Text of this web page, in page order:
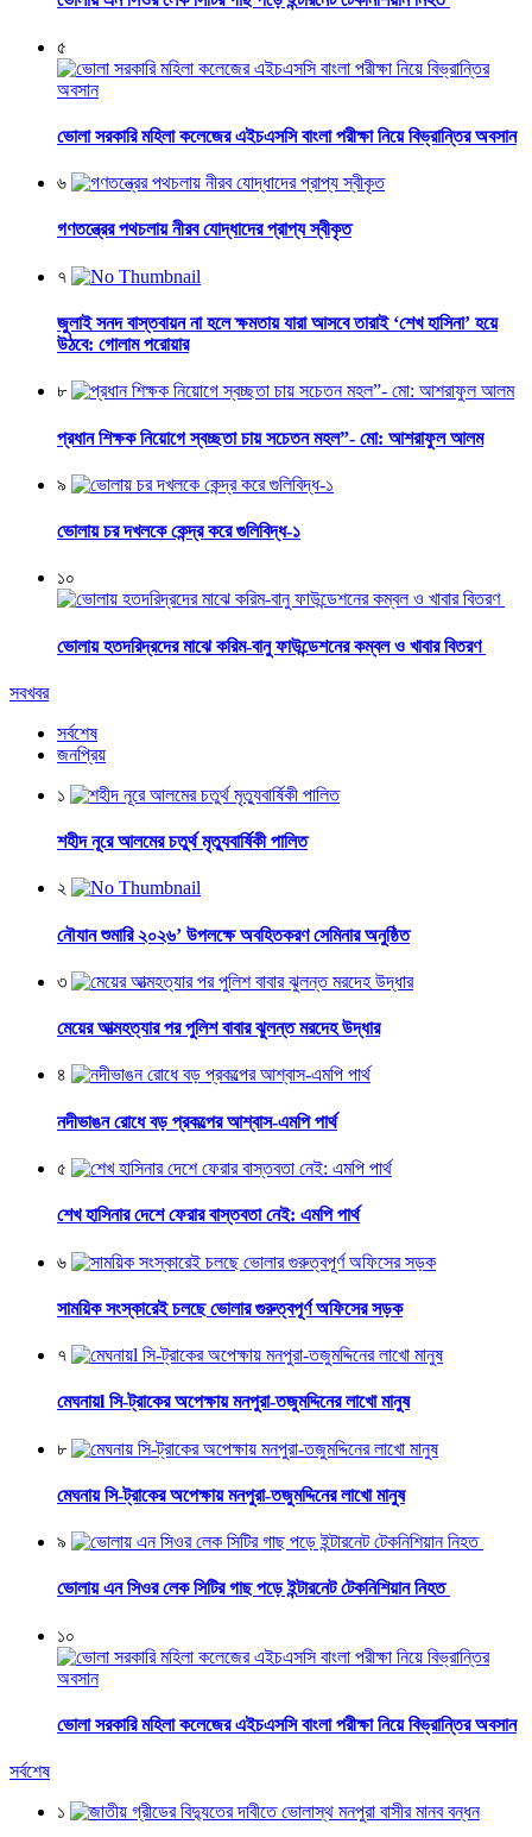
৫
ভোলা সরকারি মহিলা কলেজের এইচএসসি বাংলা পরীক্ষা নিয়ে বিভ্রান্তির অবসান
৬
গণতন্ত্রের পথচলায় নীরব যোদ্ধাদের প্রাপ্য স্বীকৃত
৭
জুলাই সনদ বাস্তবায়ন না হলে ক্ষমতায় যারা আসবে তারাই ‘শেখ হাসিনা’ হয়ে
উঠবে: গোলাম পরোয়ার
৮
প্রধান শিক্ষক নিয়োগে স্বচ্ছতা চায় সচেতন মহল”- মো: আশরাফুল আলম
৯
ভোলায় চর দখলকে কেন্দ্র করে গুলিবিদ্ধ-১
১০
ভোলায় হতদরিদ্রদের মাঝে করিম-বানু ফাউন্ডেশনের কম্বল ও খাবার বিতরণ
সবখবর
সর্বশেষ
জনপ্রিয়
১
শহীদ নূরে আলমের চতুর্থ মৃত্যুবার্ষিকী পালিত
২
নৌযান শুমারি ২০২৬’ উপলক্ষে অবহিতকরণ সেমিনার অনুষ্ঠিত
৩
মেয়ের আত্মহত্যার পর পুলিশ বাবার ঝুলন্ত মরদেহ উদ্ধার
৪
নদীভাঙন রোধে বড় প্রকল্পের আশ্বাস-এমপি পার্থ
৫
শেখ হাসিনার দেশে ফেরার বাস্তবতা নেই: এমপি পার্থ
৬
সাময়িক সংস্কারেই চলছে ভোলার গুরুত্বপূর্ণ অফিসের সড়ক
৭
মেঘনায়l সি-ট্রাকের অপেক্ষায় মনপুরা-তজুমদ্দিনের লাখো মানুষ
৮
মেঘনায় সি-ট্রাকের অপেক্ষায় মনপুরা-তজুমদ্দিনের লাখো মানুষ
৯
ভোলায় এন সিওর লেক সিটির গাছ পড়ে ইন্টারনেট টেকনিশিয়ান নিহত
১০
ভোলা সরকারি মহিলা কলেজের এইচএসসি বাংলা পরীক্ষা নিয়ে বিভ্রান্তির অবসান
সর্বশেষ
১